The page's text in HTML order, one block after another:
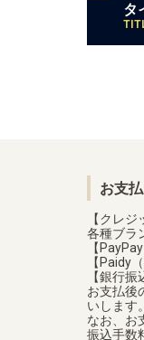
タ
お支
【クレジ
各種ブラ
【PayPay
【Paidy
【銀行振
お支払後
いします。
なお、お
振込手数